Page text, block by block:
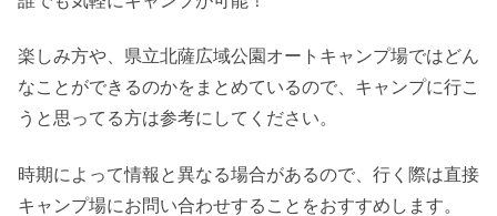
楽しみ方や、県立北薩広域公園オートキャンプ場ではどん
なことができるのかをまとめているので、キャンプに行こ
うと思ってる方は参考にしてください。
時期によって情報と異なる場合があるので、行く際は直接
キャンプ場にお問い合わせすることをおすすめします。